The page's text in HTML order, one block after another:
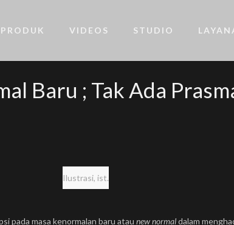
PRODUK VIDEOS STUDIO
Baru ; Tak Ada
Ilustrasi, ist.
pada masa kenormalan baru atau new normaldalam